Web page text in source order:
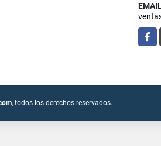
, todos los derechos reservados.